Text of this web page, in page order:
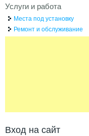
Услуги и работа
Места под установку
Ремонт и обслуживание
Вход на сайт